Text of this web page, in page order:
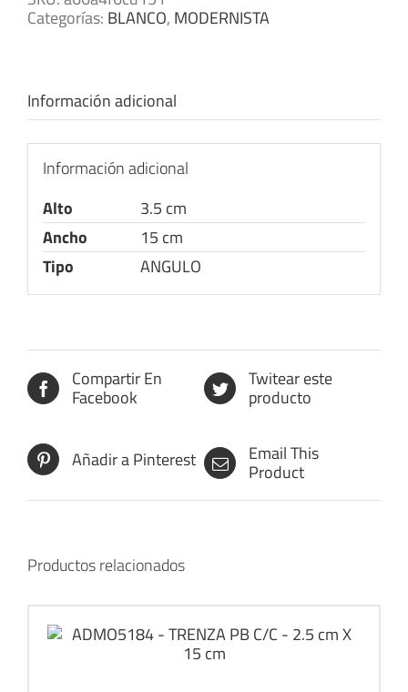
Categorías: BLANCO, MODERNISTA
Información adicional
Información adicional
Alto
3.5 cm
Ancho
15 cm
Tipo
ANGULO
Compartir En
Facebook
Twitear este
producto
Añadir a Pinterest Email This
Product
Productos relacionados